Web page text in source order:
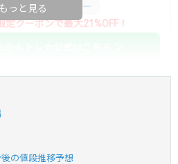
コードコピー
クーポンで最大21%OFF！
6種類アド確解禁
もっと見る
の値段推移予想